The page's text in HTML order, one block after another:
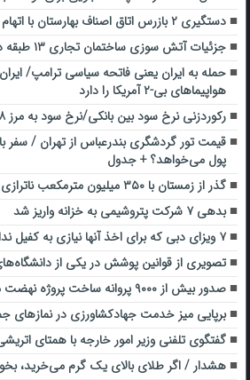
دستگیری ۲ بازرس اتاق اصناف بهارستان با اتهام مالی
جزئیات آتش سوزی ساختمان تجاری ۱۳ طبقه در خیابان جمهوری
حمله به ایران یعنی فاتحه سیاسی ترامپ/
هواپیماهای بی-۲ آمریکا را دارد
رکوردزنی نرخ سود بین بانکی/نرخ سود به مرز ۲۳٫۸ رسید
قیمت تور گردشگری بندرعباس از تهران / سفر
پول می‌خواهد؟ + جدول
گذر از زمستان با ۳۵۰ میلیون مترمکعب ناترازی گازی
بدهی ۷ شرکت پتروشیمی به خزانه واریز شد
۷ ویزای دبی که برای اخذ آنها نیازی به کفیل ندارید!
تصویری از قوانین پوشش در یکی از
صدور بیش از ۹۰۰۰ پروانه ساخت پروژه نهضت ملی در پرند
برپایی میز خدمت جهادکشاورزی در نمازهای
گفتگوی تلفنی وزیر امور خارجه با همتای
هشدار / اگر طلای بالای یک گرم می‌خرید،